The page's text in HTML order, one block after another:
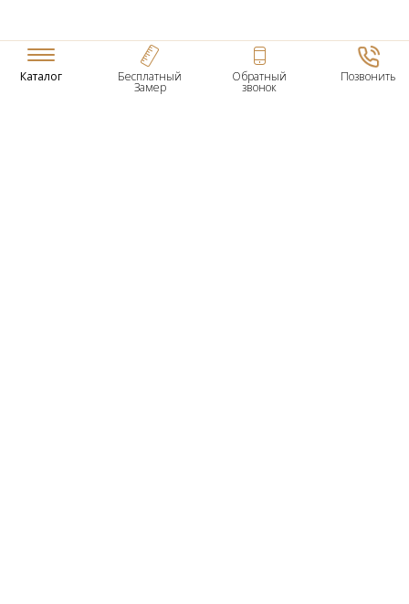
Каталог Бесплатный
Замер
Обратный
звонок
Позвонить